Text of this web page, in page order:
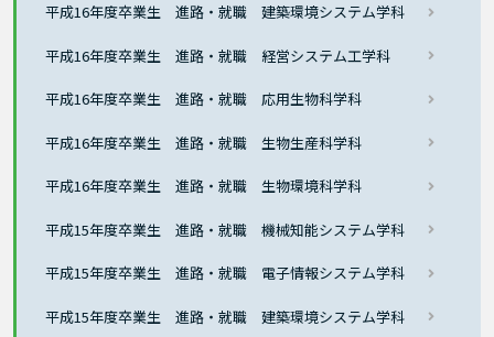
平成16年度卒業生 進路・就職 建築環境システム学科
平成16年度卒業生 進路・就職 経営システム工学科
平成16年度卒業生 進路・就職 応用生物科学科
平成16年度卒業生 進路・就職 生物生産科学科
平成16年度卒業生 進路・就職 生物環境科学科
平成15年度卒業生 進路・就職 機械知能システム学科
平成15年度卒業生 進路・就職 電子情報システム学科
平成15年度卒業生 進路・就職 建築環境システム学科